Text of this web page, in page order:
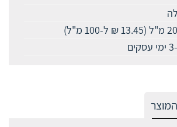
₪ ל-100 מ"ל)
עסקים